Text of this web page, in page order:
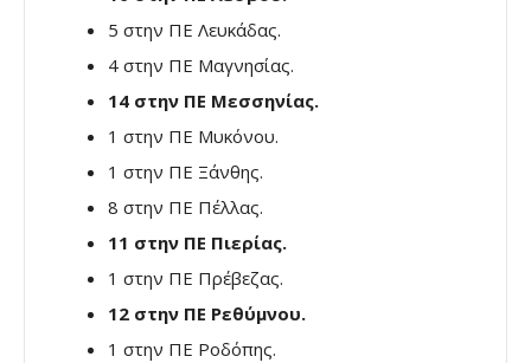
5 στην ΠΕ Λευκάδας.
4 στην ΠΕ Μαγνησίας.
14 στην ΠΕ Μεσσηνίας.
1 στην ΠΕ Μυκόνου.
1 στην ΠΕ Ξάνθης.
8 στην ΠΕ Πέλλας.
11 στην ΠΕ Πιερίας.
1 στην ΠΕ Πρέβεζας.
12 στην ΠΕ Ρεθύμνου.
1 στην ΠΕ Ροδόπης.